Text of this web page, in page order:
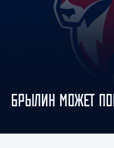
БРЫЛИН МОЖЕТ